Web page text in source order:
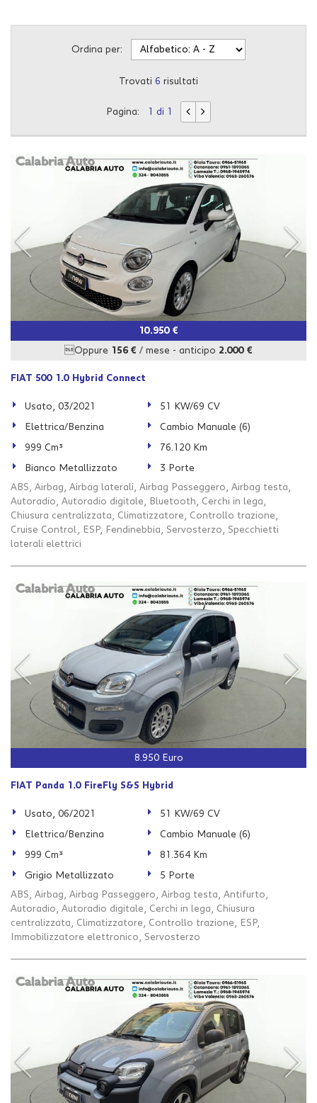
Ordina per:
Trovati 6 risultati
Pagina: 1 di 1
10.950 €
Oppure 156 € / mese - anticipo 2.000 €
FIAT 500 1.0 Hybrid Connect
Usato, 03/2021 51 KW/69 CV
Elettrica/Benzina Cambio Manuale (6)
999 Cm³ 76.120 Km
Bianco Metallizzato
3 Porte
ABS, Airbag, Airbag laterali, Airbag Passeggero, Airbag testa,
Autoradio, Autoradio digitale, Bluetooth, Cerchi in lega,
Chiusura centralizzata, Climatizzatore, Controllo trazione,
Cruise Control, ESP, Fendinebbia, Servosterzo, Specchietti
laterali elettrici
8.950 Euro
FIAT Panda 1.0 FireFly S&S Hybrid
Usato, 06/2021 51 KW/69 CV
Elettrica/Benzina Cambio Manuale (6)
999 Cm³ 81.364 Km
Grigio Metallizzato
5 Porte
ABS, Airbag, Airbag Passeggero, Airbag testa, Antifurto,
Autoradio, Autoradio digitale, Cerchi in lega, Chiusura
centralizzata, Climatizzatore, Controllo trazione, ESP,
Immobilizzatore elettronico, Servosterzo
e
Cookie necessari
Cookie delle preferenze
Cookie per il miglioramento dell'esperienza utente
Leggi
la
policy
Salva
le
impostazioni